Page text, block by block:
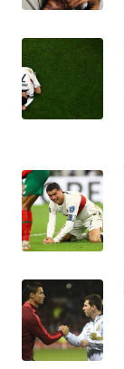
PAKPAK
KARAWANG
BEKASI
WN
BOGOR
DEPOK
WN